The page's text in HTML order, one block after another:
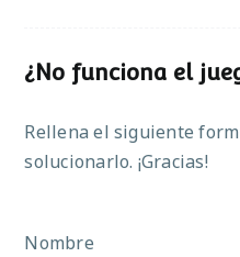
¿No funciona el
Rellena el siguiente
solucionarlo. ¡Gracias!
Nombre